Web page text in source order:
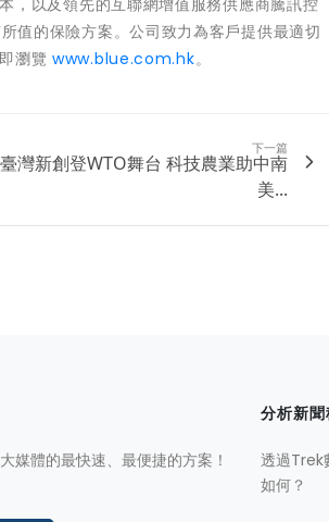
，以及領先的互聯網增值服務供應商騰訊控
值的保險方案。公司致力為客戶提供最適切
瀏覽www.blue.com.hk。
下一篇
臺灣新創登WTO舞台 科技農業助中南
美...
媒體的最快速、最便捷的方案！
分析新
透過Trek
如何？